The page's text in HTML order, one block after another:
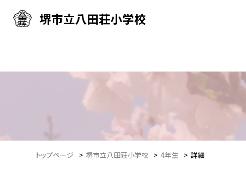
堺市立八田荘小学校
トップページ > 堺市立八田荘小学校 > 4年生 > 詳細